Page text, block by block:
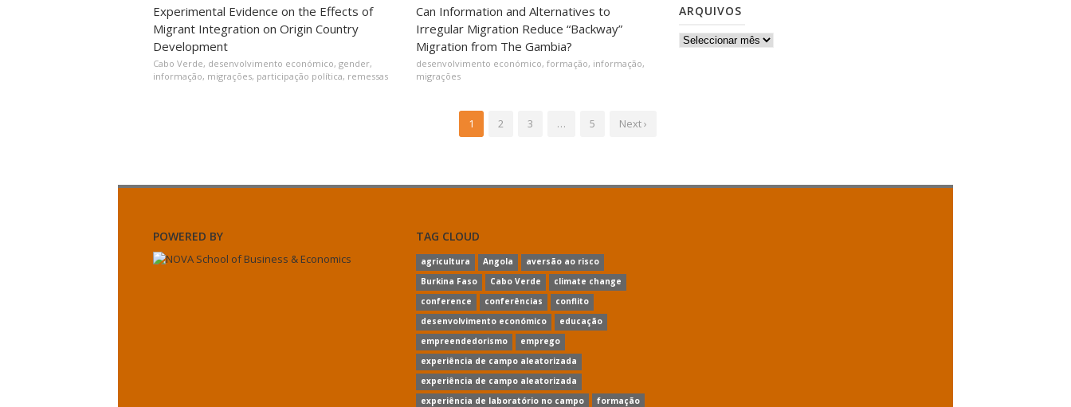
Experimental Evidence on the Effects of
Migrant Integration on Origin Country
Development
Cabo Verde, desenvolvimento económico, gender,
informação, migrações, participação política, remessas
Can Information and Alternatives to
Irregular Migration Reduce “Backway”
Migration from The Gambia?
desenvolvimento económico, formação, informação,
migrações
1 2 3 … 5 Next ›
ARQUIVOS
Arquivos
POWERED BY TAG CLOUD
agricultura Angola
aversão ao risco
Burkina Faso
Cabo Verde
climate change
conference
conferências
conflito
desenvolvimento económico
educação
empreendedorismo
emprego
experiência de campo aleatorizada
experiência de campo aleatorizada
experiência de laboratório no campo
formação